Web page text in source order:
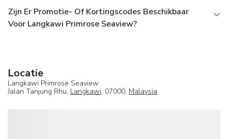
Zijn Er Promotie- Of Kortingscodes Beschikbaar
Voor Langkawi Primrose Seaview?
Locatie
Langkawi Primrose Seaview
Jalan Tanjung Rhu, Langkawi, 07000, Malaysia